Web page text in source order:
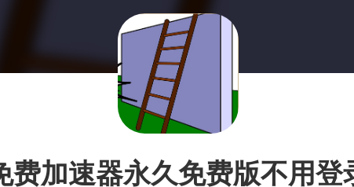
费加速器永久免费版不用登